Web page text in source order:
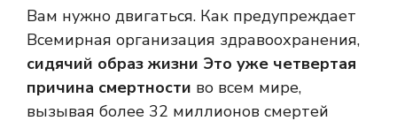
Вам нужно двигаться. Как предупреждает
Всемирная организация здравоохранения,
сидячий образ жизни Это уже четвертая
причина смертности во всем мире,
вызывая более 32 миллионов смертей